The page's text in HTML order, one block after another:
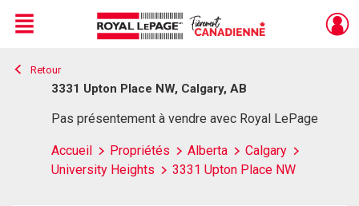
Live
En Direct
Menu
Retour
3331 Upton Place NW, Calgary, AB
Pas présentement à vendre avec Royal LePage
Accueil Propriétés Alberta
Calgary
University Heights
3331 Upton Place NW